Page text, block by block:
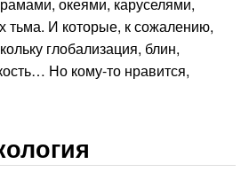
И которые, к сожалению,
глобализация, блин,
Но кому-то нравится,